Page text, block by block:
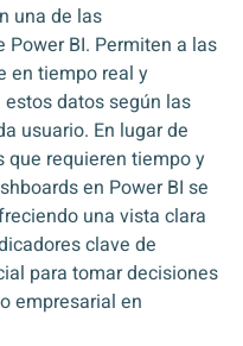
una de las
BI. Permiten a las
en tiempo real y
datos según las
usuario. En lugar de
requieren tiempo y
en Power BI se
una vista clara
clave de
para tomar decisiones
empresarial en